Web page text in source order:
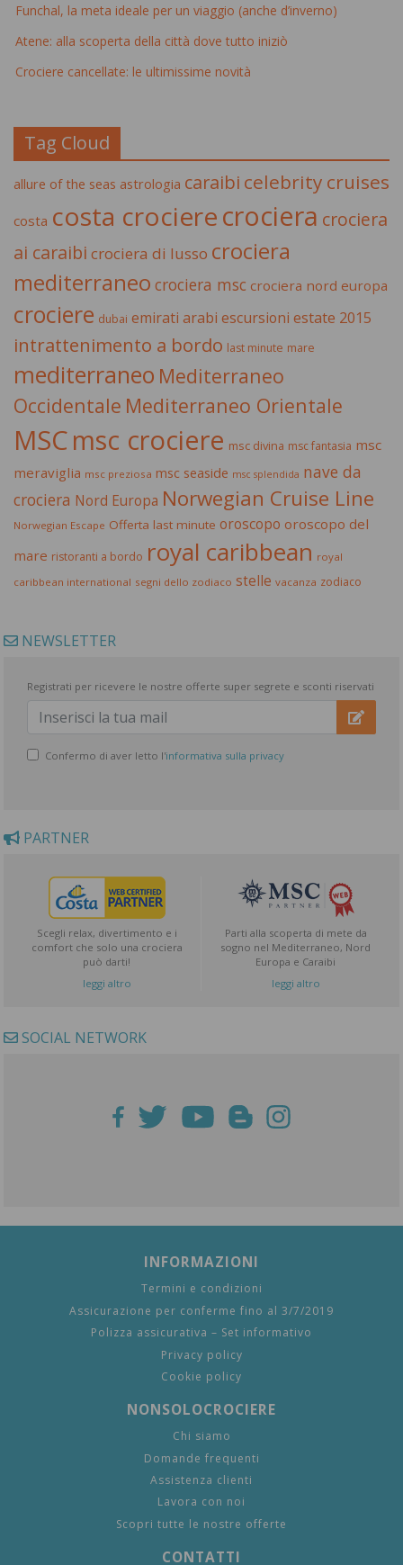
Funchal, la meta ideale per un viaggio (anche d’inverno)
Atene: alla scoperta della città dove tutto iniziò
Crociere cancellate: le ultimissime novità
Tag Cloud
allure of the seas astrologia caraibi celebrity cruises
costa costa crocierecrociera crociera
ai caraibi crociera di lusso crociera
mediterraneo crociera msc crociera nord europa
crociere dubai emirati arabi escursioni estate 2015
intrattenimento a bordo last minute mare
mediterraneo Mediterraneo
Occidentale Mediterraneo Orientale
MSCmsc crociere msc divina msc fantasia msc
meraviglia msc preziosa msc seaside msc splendida nave da
crociera Nord Europa Norwegian Cruise Line
Norwegian Escape Offerta last minute oroscopo oroscopo del
mare ristoranti a bordo royal caribbean royal
caribbean international segni dello zodiaco stelle vacanza zodiaco
NEWSLETTER
Registrati per ricevere le nostre offerte super segrete e sconti riservati
Confermo di aver letto l'informativa sulla privacy
PARTNER
Scegli relax, divertimento e i
comfort che solo una crociera
può darti!
leggi altro
Parti alla scoperta di mete da
sogno nel Mediterraneo, Nord
Europa e Caraibi
leggi altro
SOCIAL NETWORK
INFORMAZIONI
Termini e condizioni
Assicurazione per conferme fino al 3/7/2019
Polizza assicurativa – Set informativo
Privacy policy
Cookie policy
NONSOLOCROCIERE
Chi siamo
Domande frequenti
Assistenza clienti
Lavora con noi
Scopri tutte le nostre offerte
CONTATTI